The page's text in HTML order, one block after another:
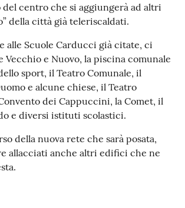
del centro che si aggiungerà ad altri
della città già teleriscaldati.
alle Scuole Carducci già citate, ci
Vecchio e Nuovo, la piscina comunale
sport, il Teatro Comunale, il
e alcune chiese, il Teatro
dei Cappuccini, la Comet, il
e diversi istituti scolastici.
della nuova rete che sarà posata,
allacciati anche altri edifici che ne